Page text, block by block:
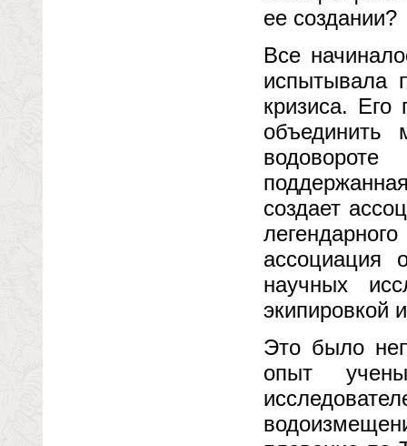
ее создании?
Все
испытывала
кризиса.
создает
ассоциация
научных
экипировкой
Это было
опыт